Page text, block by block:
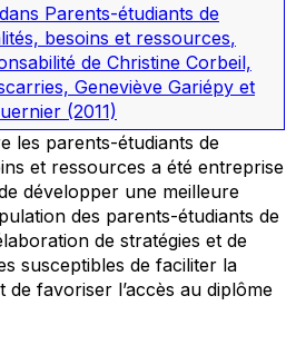
Parents-étudiants de
besoins et ressources,
de Christine Corbeil,
Geneviève Gariépy et
(2011)
les parents-étudiants de
et ressources a été entreprise
développer une meilleure
des parents-étudiants de
de stratégies et de
susceptibles de faciliter la
de favoriser l’accès au diplôme